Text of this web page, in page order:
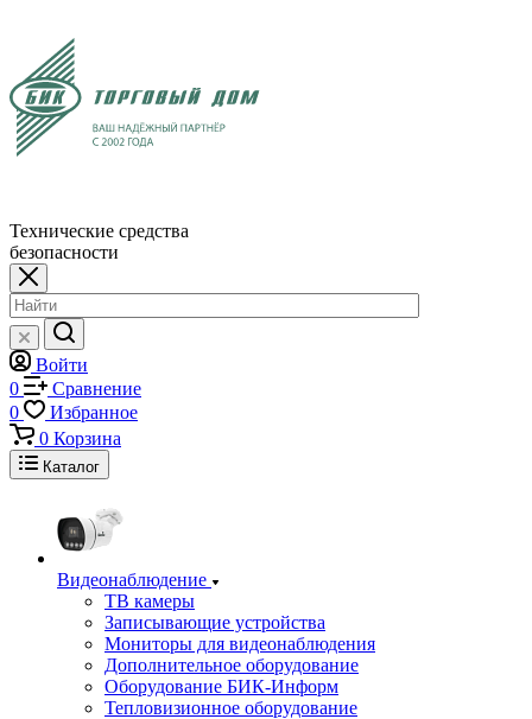
Технические средства
безопасности
Войти
0
Сравнение
0
Избранное
0 Корзина
Каталог
Видеонаблюдение
ТВ камеры
Записывающие устройства
Мониторы для видеонаблюдения
Дополнительное оборудование
Оборудование БИК-Информ
Тепловизионное оборудование